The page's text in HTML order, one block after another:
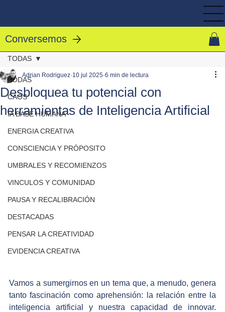
Conversemos
TODAS
CAOS
IA BASE HUMANA
ENERGIA CREATIVA
CONSCIENCIA Y PRÓPOSITO
UMBRALES Y RECOMIENZOS
VINCULOS Y COMUNIDAD
PAUSA Y RECALIBRACIÓN
DESTACADAS
PENSAR LA CREATIVIDAD
EVIDENCIA CREATIVA
TODAS
Desbloquea tu potencial con
herramientas de Inteligencia Artificial
Adrian Rodriguez 10 jul 2025 6 min de lectura
Vamos a sumergirnos en un tema que, a menudo, genera
tanto fascinación como aprehensión: la relación entre la
inteligencia artificial y nuestra capacidad de innovar.